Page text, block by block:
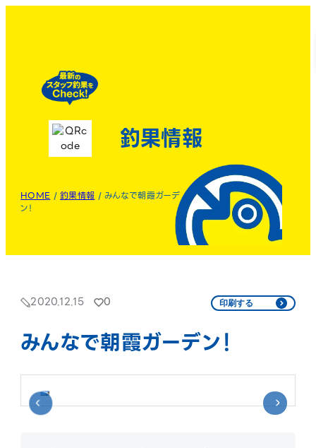
釣果情報
HOME /釣果情報 /みんなで朝霞ガーデ
ン！
2020.12.15 0 印刷する
みんなで朝霞ガーデン！